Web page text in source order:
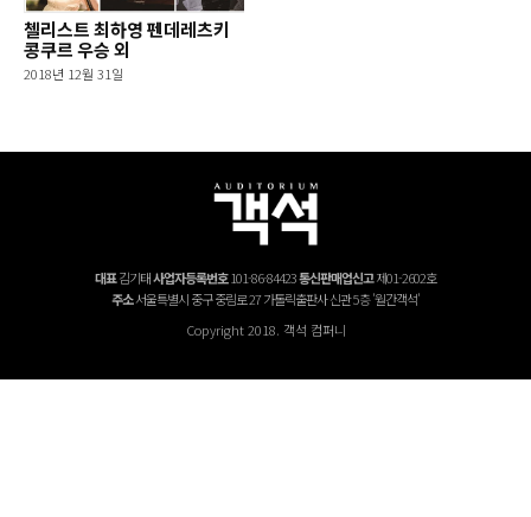
첼리스트 최하영 펜데레츠키
콩쿠르 우승 외
2018년 12월 31일
대표김기태사업자등록번호101-86-84423통신판매업신고제01-2602호
주소서울특별시 중구 중림로 27 가톨릭출판사 신관 5층 '월간객석'
Copyright 2018. 객석 컴퍼니